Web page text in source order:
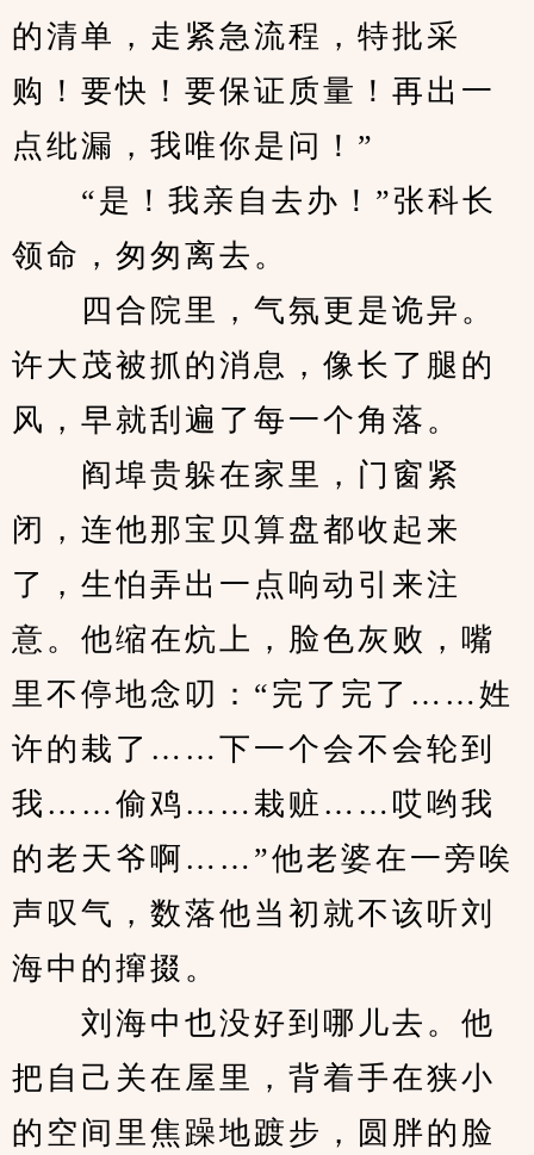
的清单，走紧急流程，特批采
购！要快！要保证质量！再出一
点纰漏，我唯你是问！”
“是！我亲自去办！”张科长
领命，匆匆离去。
四合院里，气氛更是诡异。
许大茂被抓的消息，像长了腿的
风，早就刮遍了每一个角落。
阎埠贵躲在家里，门窗紧
闭，连他那宝贝算盘都收起来
了，生怕弄出一点响动引来注
意。他缩在炕上，脸色灰败，嘴
里不停地念叨：“完了完了……姓
许的栽了……下一个会不会轮到
我……偷鸡……栽赃……哎哟我
的老天爷啊……”他老婆在一旁唉
声叹气，数落他当初就不该听刘
海中的撺掇。
刘海中也没好到哪儿去。他
把自己关在屋里，背着手在狭小
的空间里焦躁地踱步，圆胖的脸